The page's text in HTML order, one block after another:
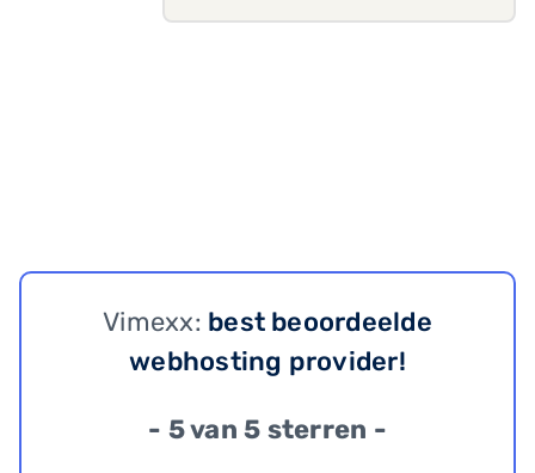
Vimexx: best beoordeelde
webhosting provider!
- 5 van 5 sterren -